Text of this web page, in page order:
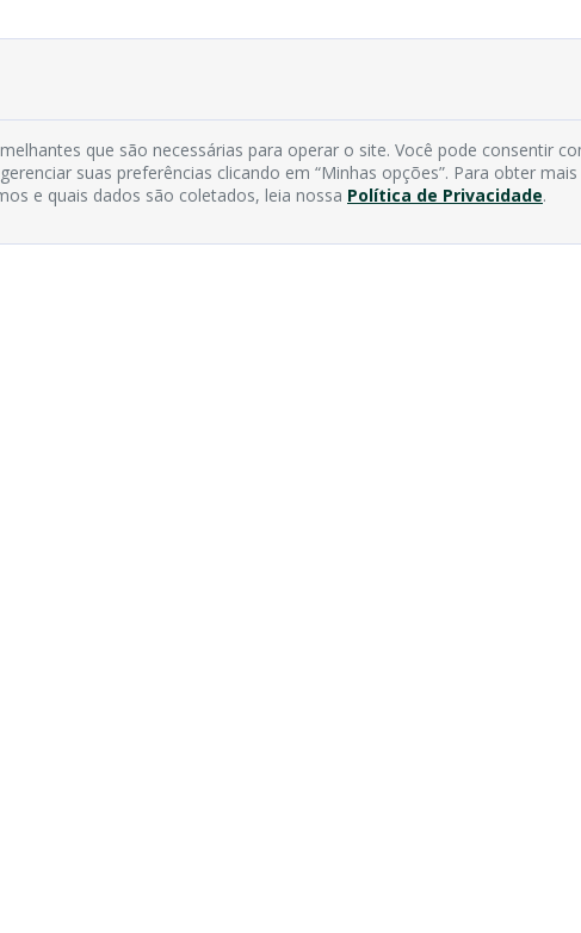
que são necessárias para operar o site. Você pode consentir
suas preferências clicando em “Minhas opções”. Para obter
e quais dados são coletados, leia nossa Política de Privacidade.